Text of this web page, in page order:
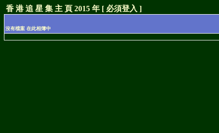
香 港 追 星 集 主 頁 2015 年 [ 必須登入 ]
沒有檔案 在此相簿中